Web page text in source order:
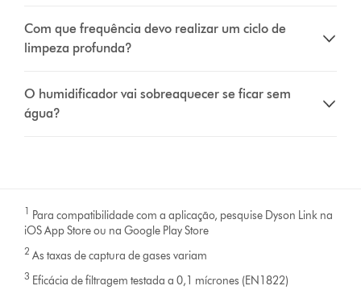
Com que frequência devo realizar um ciclo de
limpeza profunda?
O humidificador vai sobreaquecer se ficar sem
água?
1 Para compatibilidade com a aplicação, pesquise Dyson Link na
iOS App Store ou na Google Play Store
2 As taxas de captura de gases variam
3 Eficácia de filtragem testada a 0,1 mícrones (EN1822)